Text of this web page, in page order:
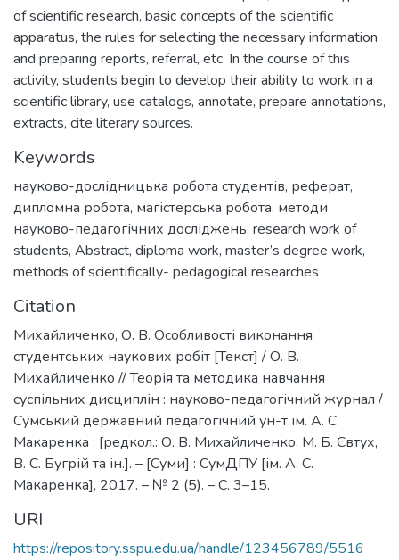
of scientific research, basic concepts of the scientific
apparatus, the rules for selecting the necessary information
and preparing reports, referral, etc. In the course of this
activity, students begin to develop their ability to work in a
scientific library, use catalogs, annotate, prepare annotations,
extracts, cite literary sources.
Keywords
науково-дослідницька робота студентів, реферат,
дипломна робота, магістерська робота, методи
науково-педагогічних досліджень, research work of
students, Abstract, diploma work, master’s degree work,
methods of scientifically- pedagogical researches
Citation
Михайличенко, О. В. Особливості виконання
студентських наукових робіт [Текст] / О. В.
Михайличенко // Теорія та методика навчання
суспільних дисциплін : науково-педагогічний журнал /
Сумський державний педагогічний ун-т ім. А. С.
Макаренка ; [редкол.: О. В. Михайличенко, М. Б. Євтух,
В. С. Бугрій та ін.]. – [Суми] : СумДПУ [ім. А. С.
Макаренка], 2017. – № 2 (5). – С. 3–15.
URI
https://repository.sspu.edu.ua/handle/123456789/5516